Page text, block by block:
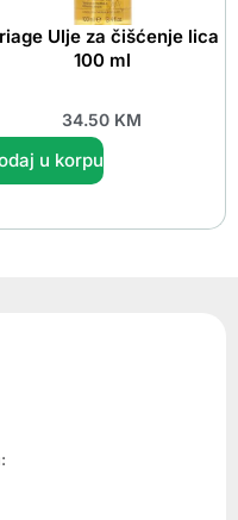
Ulje za čišćenje lica
100 ml
34.50 KM
u korpu